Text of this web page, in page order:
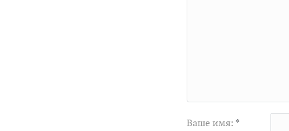
Ваше имя: *